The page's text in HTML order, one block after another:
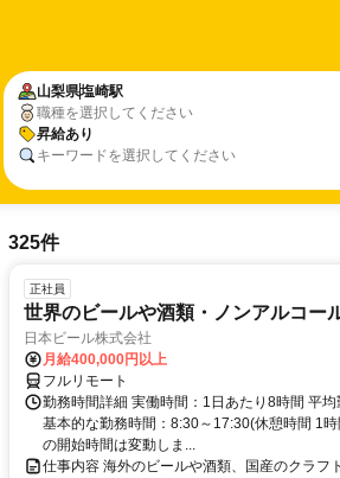
山梨県塩崎駅
職種を選択してください
昇給あり
キーワードを選択してください
325件
正社員
世界のビールや酒類・ノンアルコー
日本ビール株式会社
月給400,000円以上
フルリモート
勤務時間詳細 実働時間：1日あたり8時間 平
基本的な勤務時間：8:30～17:30(休憩時間 1
の開始時間は変動しま...
仕事内容 海外のビールや酒類、国産のクラフ